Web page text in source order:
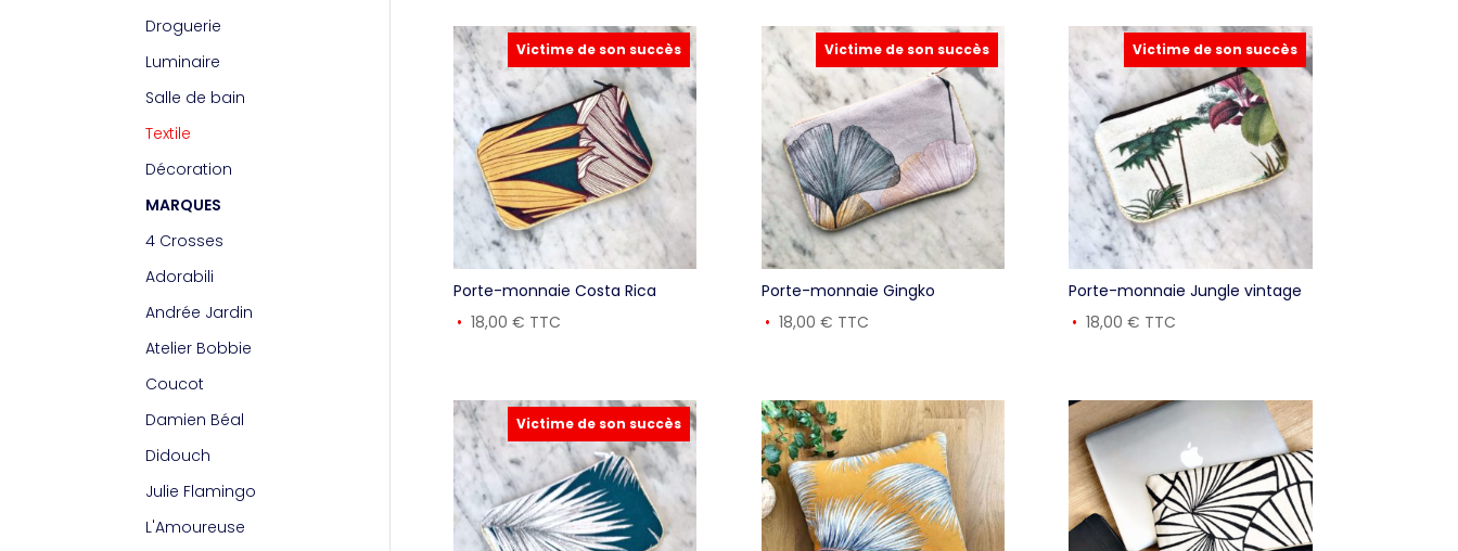
Droguerie
Luminaire
Salle de bain
Textile
Décoration
MARQUES
4 Crosses
Adorabili
Andrée Jardin
Atelier Bobbie
Coucot
Damien Béal
Didouch
Julie Flamingo
L'Amoureuse
Victime de son succès
Porte-monnaie Costa Rica
18,00€ TTC
Victime de son succès
Porte-monnaie Gingko
18,00 € TTC
Victime de son succès
Porte-monnaie Jungle vintage
18,00€ TTC
Victime de son succès